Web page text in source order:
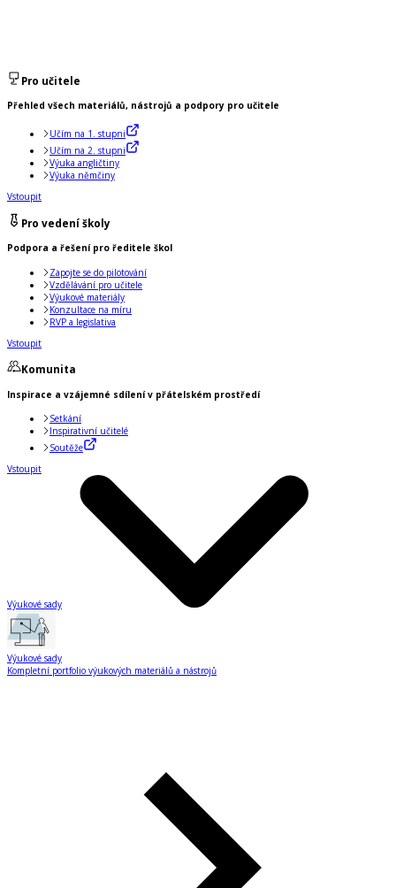
Pro učitele
Přehled všech materiálů, nástrojů a podpory pro učitele
Učím na 1. stupni
Učím na 2. stupni
Výuka angličtiny
Výuka němčiny
Vstoupit
Pro vedení školy
Podpora a řešení pro ředitele škol
Zapojte se do pilotování
Vzdělávání pro učitele
Výukové materiály
Konzultace na míru
RVP a legislativa
Vstoupit
Komunita
Inspirace a vzájemné sdílení v přátelském prostředí
Setkání
Inspirativní učitelé
Soutěže
Vstoupit
Výukové sady
Výukové sady
Kompletní portfolio výukových materiálů a nástrojů